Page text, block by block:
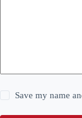
Save my name